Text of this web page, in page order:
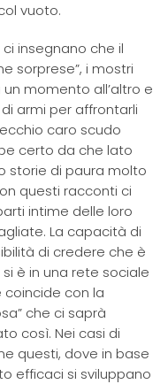
vuoto.
insegnano che il
sorprese”, i mostri
momento all’altro e
armi per affrontarli
caro scudo
certo da che lato
storie di paura molto
questi racconti ci
intime delle loro
La capacità di
di credere che è
è in una rete sociale
coincide con la
che ci saprà
così. Nei casi di
questi, dove in base
efficaci si sviluppano